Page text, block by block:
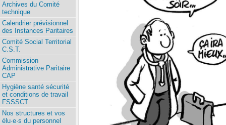
Archives du Comité
technique
Calendrier prévisionnel
des Instances Paritaires
Comité Social Territorial
C.S.T.
Commission
Administrative Paritaire
CAP
Hygiène santé sécurité
et conditions de travail
FSSSCT
Nos structures et vos
élu·e·s du personnel